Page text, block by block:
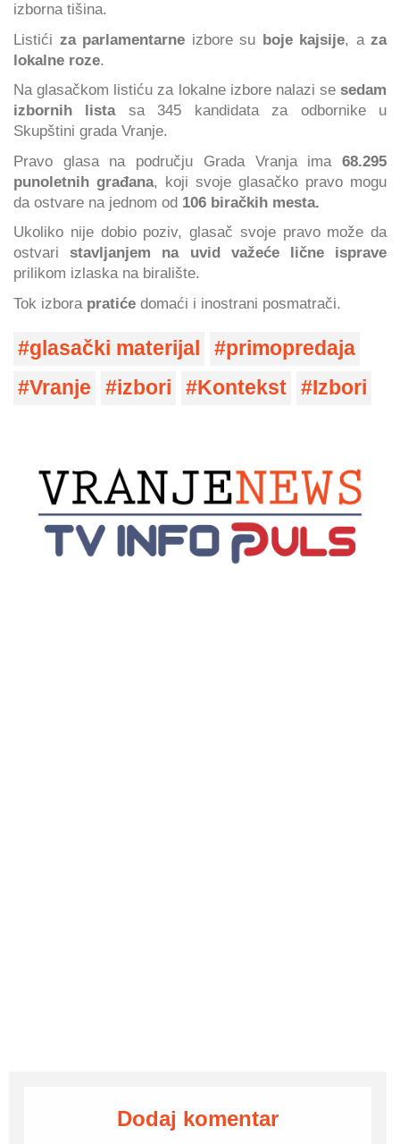
izborna tišina.
Listići za parlamentarne izbore su boje kajsije, aza
lokalne roze.
Na glasačkom listiću za lokalne izbore nalazi se sedam
izbornih listasa 345 kandidata za odbornike u
Skupštini grada Vranje.
Pravo glasa na području Grada Vranja ima 68.295
punoletnih građana, koji svoje glasačko pravo mogu
da ostvare na jednom od 106 biračkih mesta.
Ukoliko nije dobio poziv, glasač svoje pravo može da
ostvari stavljanjem na uvid važeće lične isprave
prilikom izlaska na biralište.
Tok izbora pratiće domaći i inostrani posmatrači.
glasački materijal
primopredaja
Vranje
izbori Kontekst Izbori
Dodaj komentar